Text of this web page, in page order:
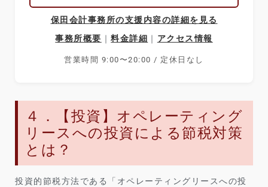
保田会計事務所の支援内容の詳細を見る
事務所概要 ｜料金詳細 ｜ アクセス情報
営業時間 9:00〜20:00 / 定休日なし
４．【投資】オペレーティング
リースへの投資による節税対策
とは？
投資的節税方法である「オペレーティングリースへの投